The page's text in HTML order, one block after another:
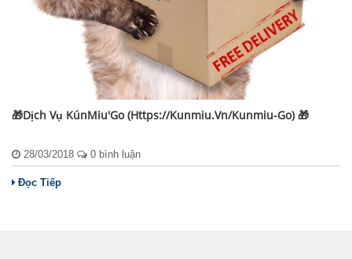
🎁Dịch Vụ KúnMiu'Go (https://kunmiu.vn/kunmiu-Go) 🎁
28/03/2018 0 bình luận
Đọc Tiếp